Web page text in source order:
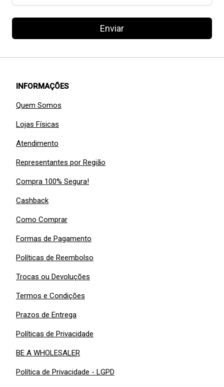
Enviar
INFORMAÇÕES
Quem Somos
Lojas Físicas
Atendimento
Representantes por Região
Compra 100% Segura!
Cashback
Como Comprar
Formas de Pagamento
Políticas de Reembolso
Trocas ou Devoluções
Termos e Condições
Prazos de Entrega
Políticas de Privacidade
BE A WHOLESALER
Política de Privacidade - LGPD